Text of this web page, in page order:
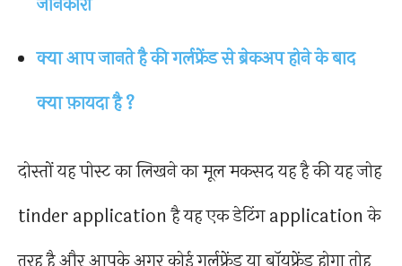
क्या आप जानते है की गर्लफ्रेंड से ब्रेकअप होने के बाद
क्या फ़ायदा है ?
दोस्तों यह पोस्ट का लिखने का मूल मकसद यह है की यह जोह
tinder application है यह एक डेटिंग application के